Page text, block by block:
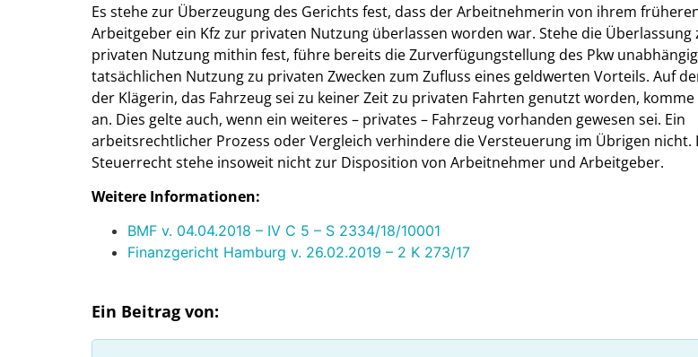
Es stehe zur Überzeugung des Gerichts fest, dass der Arbeitnehmerin von ihrem
Arbeitgeber ein Kfz zur privaten Nutzung überlassen worden war. Stehe die Überlassung
privaten Nutzung mithin fest, führe bereits die Zurverfügungstellung des Pkw
tatsächlichen Nutzung zu privaten Zwecken zum Zufluss eines geldwerten Vorteils. Auf
der Klägerin, das Fahrzeug sei zu keiner Zeit zu privaten Fahrten genutzt worden,
an. Dies gelte auch, wenn ein weiteres – privates – Fahrzeug vorhanden gewesen sei. Ein
arbeitsrechtlicher Prozess oder Vergleich verhindere die Versteuerung im Übrigen nicht.
Steuerrecht stehe insoweit nicht zur Disposition von Arbeitnehmer und Arbeitgeber.
Weitere Informationen:
BMF v. 04.04.2018 – IV C 5 – S 2334/18/10001
Finanzgericht Hamburg v. 26.02.2019 – 2 K 273/17
Ein Beitrag von: